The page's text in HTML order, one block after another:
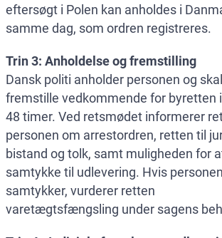
eftersøgt i Polen kan anholdes i
samme dag, som ordren registreres.
Trin 3: Anholdelse og fremstilling
Dansk politi anholder personen og skal
fremstille vedkommende for byretten
48 timer. Ved retsmødet informerer
personen om arrestordren, retten til
bistand og tolk, samt muligheden for
samtykke til udlevering. Hvis
samtykker, vurderer retten
varetægtsfængsling under sagens